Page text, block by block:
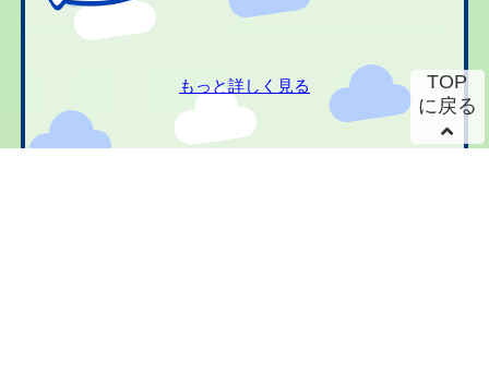
もっと詳しく見る
TOP
に戻る